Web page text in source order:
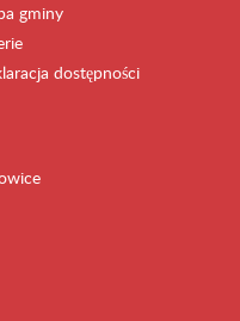
gminy
dostępności